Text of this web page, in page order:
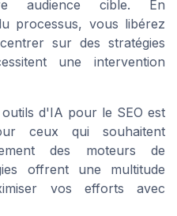
audience cible. En
processus, vous libérez
sur des stratégies
une intervention
d'IA pour le SEO est
ceux qui souhaitent
des moteurs de
offrent une multitude
vos efforts avec